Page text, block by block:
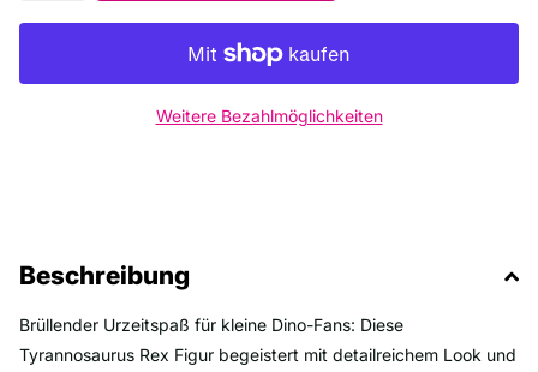
Weitere Bezahlmöglichkeiten
Beschreibung
Brüllender Urzeitspaß für kleine Dino-Fans: Diese
Tyrannosaurus Rex Figur begeistert mit detailreichem Look und